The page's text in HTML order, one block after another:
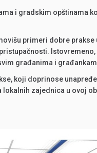
i gradskim opštinama
primeri dobre
građanima i
koji doprinose
zajednica u ovoj